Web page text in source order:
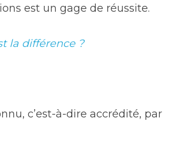
est un gage de réussite.
la différence ?
c’est-à-dire accrédité, par